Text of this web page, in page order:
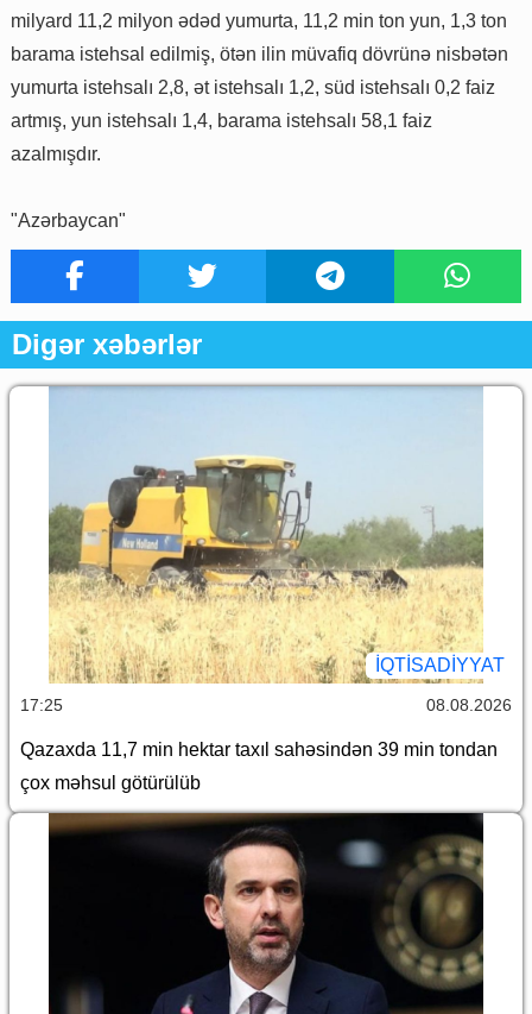
milyard 11,2 milyon ədəd yumurta, 11,2 min ton yun, 1,3 ton
barama istehsal edilmiş, ötən ilin müvafiq dövrünə nisbətən
yumurta istehsalı 2,8, ət istehsalı 1,2, süd istehsalı 0,2 faiz
artmış, yun istehsalı 1,4, barama istehsalı 58,1 faiz
azalmışdır.
"Azərbaycan"
Digər xəbərlər
İQTİSADİYYAT
17:25 08.08.2026
Qazaxda 11,7 min hektar taxıl sahəsindən 39 min tondan
çox məhsul götürülüb